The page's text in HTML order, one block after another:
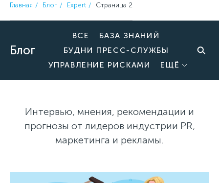
Главная Блог Expert Страница 2
Блог
ВСЕ
БАЗА ЗНАНИЙ
БУДНИ ПРЕСС-СЛУЖБЫ
УПРАВЛЕНИЕ РИСКАМИ
ЕЩЁ
Интервью, мнения, рекомендации и
прогнозы от лидеров индустрии PR,
маркетинга и рекламы.